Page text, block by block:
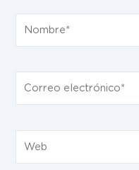
electrónico*